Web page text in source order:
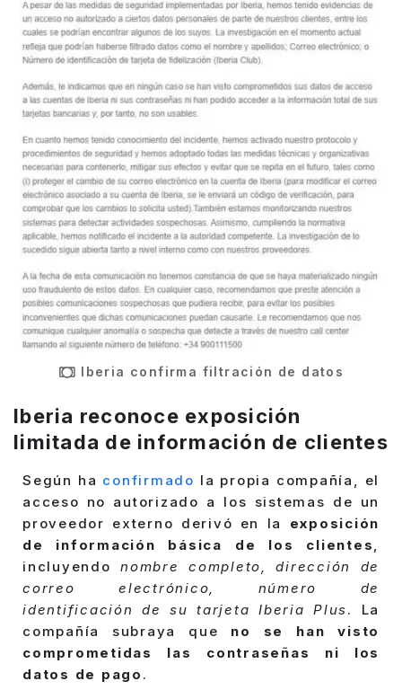
Iberia confirma filtración de datos
Iberia reconoce exposición
limitada de información de clientes
Según ha confirmado la propia compañía, el
acceso no autorizado a los sistemas de un
proveedor externo derivó en la
exposición
de información básica de los clientes
incluyendo nombre completo, dirección de
correo electrónico, número de
identificación de su tarjeta Iberia Plus. La
compañía subraya que no se han visto
comprometidas las contraseñas ni los
datos de pago .